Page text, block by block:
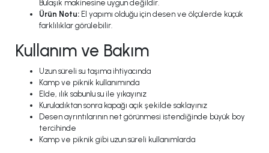
Bulaşık makinesine uygun değildir.
Ürün Notu: El yapımı olduğu için desen ve ölçülerde küçük
farklılıklar görülebilir.
Kullanım ve Bakım
Uzun süreli su taşıma ihtiyacında
Kamp ve piknik kullanımında
Elde, ılık sabunlu su ile yıkayınız
Kuruladıktan sonra kapağı açık şekilde saklayınız
Desen ayrıntılarının net görünmesi istendiğinde büyük boy
tercihinde
Kamp ve piknik gibi uzun süreli kullanımlarda